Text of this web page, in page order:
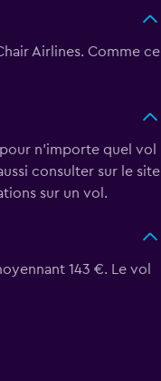
Airlines. Comme ce
n'importe quel vol
consulter sur le site
sur un vol.
143 €. Le vol